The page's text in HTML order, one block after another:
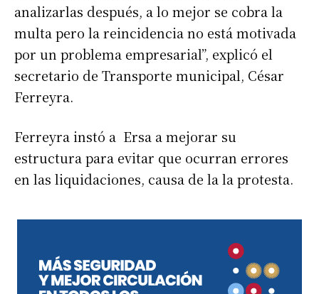
analizarlas después, a lo mejor se cobra la
multa pero la reincidencia no está motivada
por un problema empresarial”, explicó el
secretario de Transporte municipal, César
Ferreyra.
Ferreyra instó a Ersa a mejorar su
estructura para evitar que ocurran errores
en las liquidaciones, causa de la la protesta.